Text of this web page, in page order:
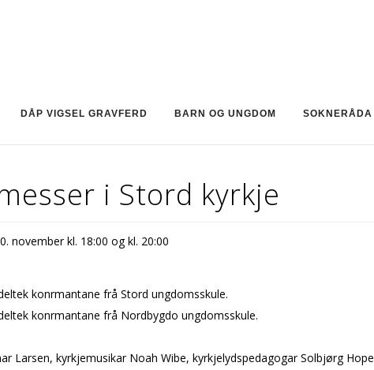
DÅP VIGSEL GRAVFERD BARN OG UNGDOM SOKNERÅDA
i Stord kyrkje
november kl. 18:00 og kl. 20:00
konfirmantane frå Stord ungdomsskule.
konfirmantane frå Nordbygdo ungdomsskule.
Larsen, kyrkjemusikar Noah Wibe, kyrkjelydspedagogar Solbjørg Hope